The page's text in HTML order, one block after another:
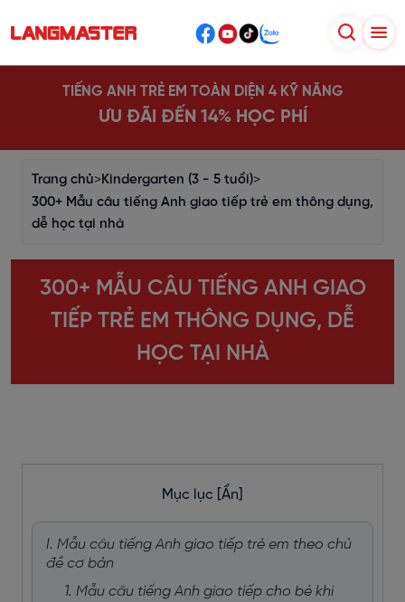
TIẾNG ANH TRẺ EM TOÀN DIỆN 4 KỸ NĂNG
ƯU ĐÃI ĐẾN 14% HỌC PHÍ
Trang chủ>Kindergarten (3 - 5 tuổi)>
300+ Mẫu câu tiếng Anh giao tiếp trẻ em thông dụng,
dễ học tại nhà
300+ MẪU CÂU TIẾNG ANH GIAO
TIẾP TRẺ EM THÔNG DỤNG, DỄ
HỌC TẠI NHÀ
Mục lục [Ẩn]
I. Mẫu câu tiếng Anh giao tiếp trẻ em theo chủ
đề cơ bản
1. Mẫu câu tiếng Anh giao tiếp cho bé khi